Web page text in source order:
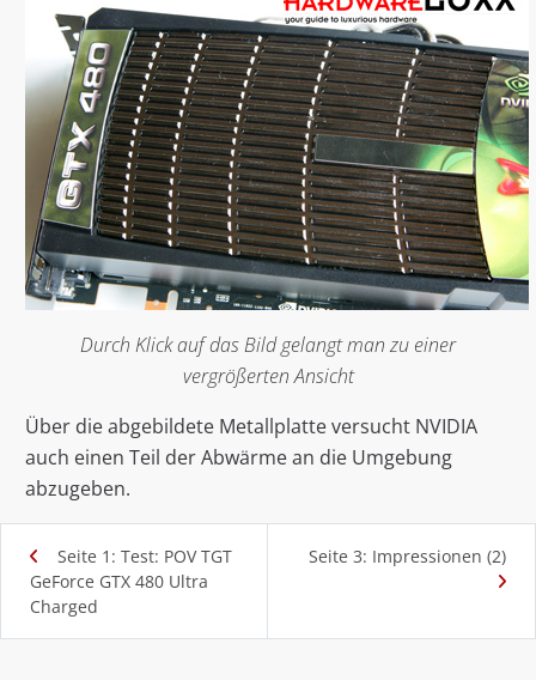
Durch Klick auf das Bild gelangt man zu einer
vergrößerten Ansicht
Über die abgebildete Metallplatte versucht NVIDIA
auch einen Teil der Abwärme an die Umgebung
abzugeben.
Seite 1: Test: POV TGT
GeForce GTX 480 Ultra
Charged
Seite 3: Impressionen (2)